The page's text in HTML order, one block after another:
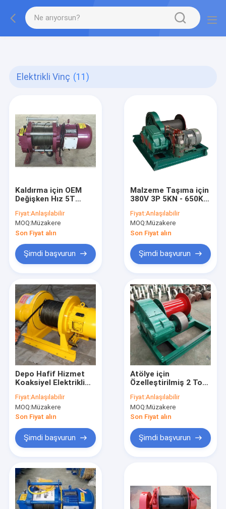
gtag('config', 'G-QWE9HWC3PF', {cookie_flags:
"SameSite=None;Secure"});
Elektrikli Vinç (11)
Kaldırma için OEM
Değişken Hız 5T
Vinçleri
Fiyat:Anlaşılabilir
MOQ:Müzakere
Son Fiyat alın
Şimdi başvurun
Malzeme Taşıma için
380V 3P 5KN - 650KN
Fiyat:Anlaşılabilir
MOQ:Müzakere
Son Fiyat alın
Şimdi başvurun
Depo Hafif Hizmet
Koaksiyel Elektrikli
Kaldırma Hızı
Fiyat:Anlaşılabilir
MOQ:Müzakere
Son Fiyat alın
Şimdi başvurun
Atölye için
Özelleştirilmiş 2 Ton
Elektrikli Vinç
Fiyat:Anlaşılabilir
MOQ:Müzakere
Son Fiyat alın
Şimdi başvurun